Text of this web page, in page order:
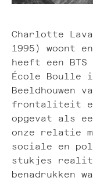
Charlotte
1995) woont
heeft een
École Boulle
Beeldhouwen
frontaliteit
opgevat als
onze relatie
sociale en
stukjes
benadrukken